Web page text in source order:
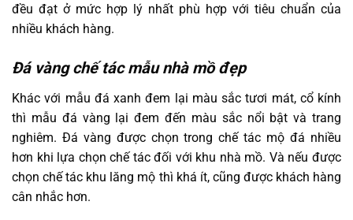
đều đạt ở mức hợp lý nhất phù hợp với tiêu chuẩn của
nhiều khách hàng.
Đá vàng chế tác mẫu nhà mồ đẹp
Khác với mẫu đá xanh đem lại màu sắc tươi mát, cổ kính
thì mẫu đá vàng lại đem đến màu sắc nổi bật và trang
nghiêm. Đá vàng được chọn trong chế tác mộ đá nhiều
hơn khi lựa chọn chế tác đối với khu nhà mồ. Và nếu được
chọn chế tác khu lăng mộ thì khá ít, cũng được khách hàng
cân nhắc hơn.